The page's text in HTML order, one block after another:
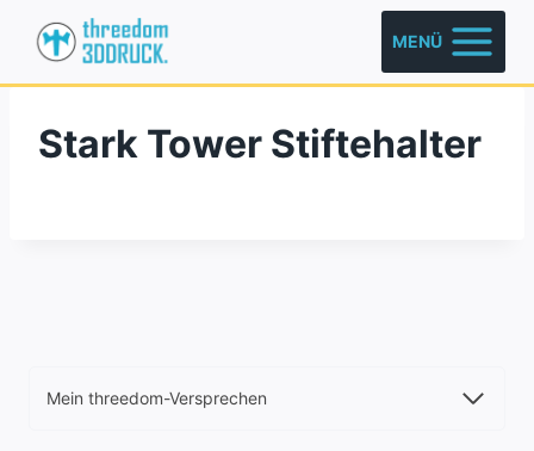
Inhalt
springen
MENÜ
Stark Tower Stiftehalter
Mein threedom-Versprechen